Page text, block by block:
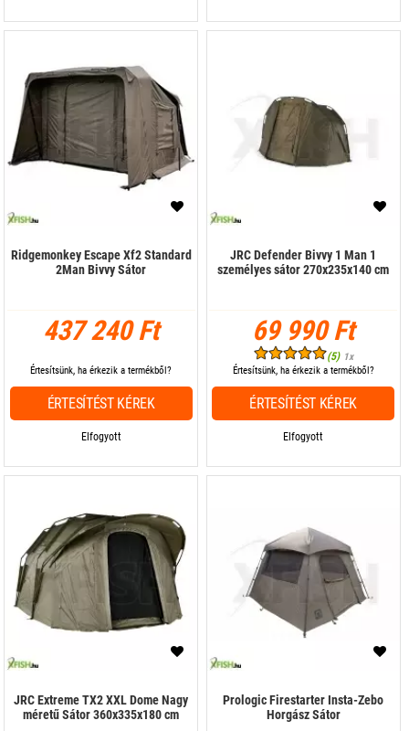
Ridgemonkey Escape Xf2 Standard
2Man Bivvy Sátor
437 240 Ft
Elfogyott
Értesítsünk, ha érkezik a termékből?
ÉRTESÍTÉST KÉREK
JRC Defender Bivvy 1 Man 1
személyes sátor 270x235x140 cm
69 990 Ft
(5) 1x
Elfogyott
Értesítsünk, ha érkezik a termékből?
ÉRTESÍTÉST KÉREK
JRC Extreme TX2 XXL Dome Nagy
méretű Sátor 360x335x180 cm
Prologic Firestarter Insta-Zebo
Horgász Sátor